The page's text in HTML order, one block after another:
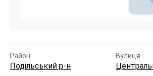
Район
Подільський р-н
Вулиця